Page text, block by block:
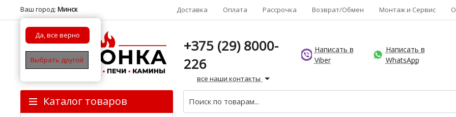
Ваш город: Минск
Да, все верно
Выбрать другой
Доставка Оплата Рассрочка Возврат/Обмен Монтаж и Сервис
+375 (29) 8000-
226
все наши контакты
Написать в
Viber
Написать в
WhatsApp
Каталог товаров